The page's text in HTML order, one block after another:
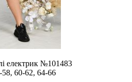
електрик №101483
60-62, 64-66